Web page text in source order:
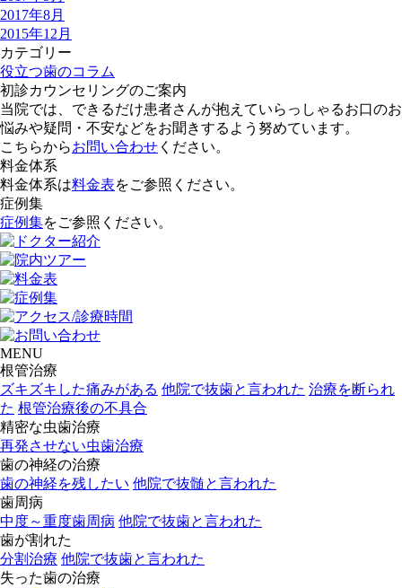
2017年8月
2015年12月
カテゴリー
役立つ歯のコラム
初診カウンセリングのご案内
当院では、できるだけ患者さんが抱えていらっしゃるお口のお
悩みや疑問・不安などをお聞きするよう努めています。
こちらからお問い合わせ ください。
料金体系
料金体系は料金表をご参照ください。
症例集
症例集をご参照ください。
MENU
根管治療
ズキズキした痛みがある 他院で抜歯と言われた 治療を断られ
た 根管治療後の不具合
精密な虫歯治療
再発させない虫歯治療
歯の神経の治療
歯の神経を残したい 他院で抜髄と言われた
歯周病
中度～重度歯周病 他院で抜歯と言われた
歯が割れた
分割治療 他院で抜歯と言われた
失った歯の治療